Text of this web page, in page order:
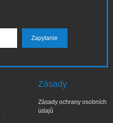
Zásady
Zásady ochrany osobních
údajů